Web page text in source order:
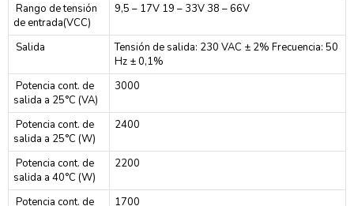
Rango de tensión
de entrada(VCC)
9,5 – 17V 19 – 33V 38 – 66V
Salida
Tensión de salida: 230 VAC ± 2% Frecuencia: 50
Hz ± 0,1%
Potencia cont. de
salida a 25°C (VA)
3000
Potencia cont. de
salida a 25°C (W)
2400
Potencia cont. de
salida a 40°C (W)
2200
Potencia cont. de
1700